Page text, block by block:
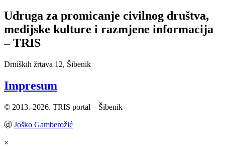
Udruga za promicanje civilnog društva,
medijske kulture i razmjene informacija
– TRIS
Drniških žrtava 12, Šibenik
Impresum
© 2013.-2026. TRIS portal – Šibenik
ⓓ Joško Gamberožić
×